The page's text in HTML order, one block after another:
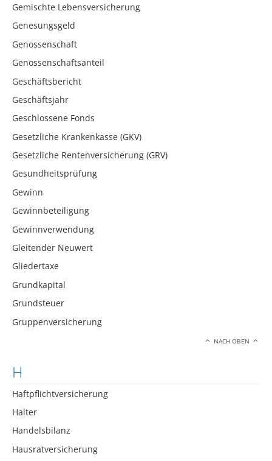
Gemischte Lebensversicherung
Genesungsgeld
Genossenschaft
Genossenschaftsanteil
Geschäftsbericht
Geschäftsjahr
Geschlossene Fonds
Gesetzliche Krankenkasse (GKV)
Gesetzliche Rentenversicherung (GRV)
Gesundheitsprüfung
Gewinn
Gewinnbeteiligung
Gewinnverwendung
Gleitender Neuwert
Gliedertaxe
Grundkapital
Grundsteuer
Gruppenversicherung
NACH OBEN
H
Haftpflichtversicherung
Halter
Handelsbilanz
Hausratversicherung